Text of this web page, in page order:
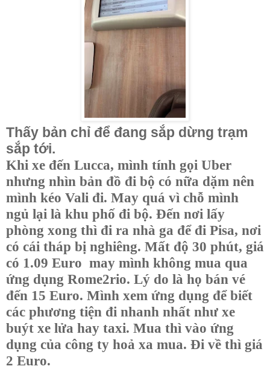
Thấy bản chỉ để đang sắp dừng trạm
sắp tới.
Khi xe đến Lucca, mình tính gọi Uber
nhưng nhìn bản đồ đi bộ có nữa dặm nên
mình kéo Vali đi. May quá vì chỗ mình
ngủ lại là khu phố đi bộ. Đến nơi lấy
phòng xong thì đi ra nhà ga để đi Pisa, nơi
có cái tháp bị nghiêng. Mất độ 30 phút, giá
có 1.09 Euro may mình không mua qua
ứng dụng Rome2rio. Lý do là họ bán vé
đến 15 Euro. Mình xem ứng dụng để biết
các phương tiện đi nhanh nhất như xe
buýt xe lửa hay taxi. Mua thì vào ứng
dụng của công ty hoả xa mua. Đi về thì giá
2 Euro.